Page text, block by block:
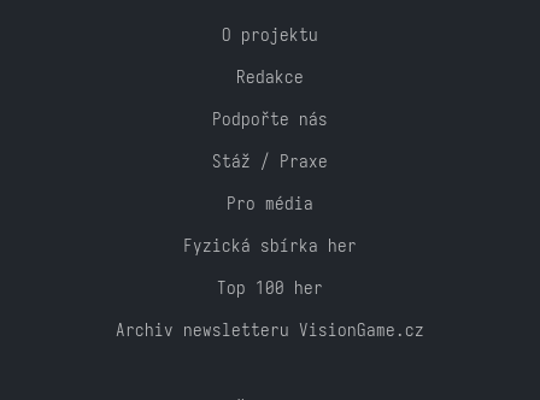
O projektu
Redakce
Podpořte nás
Stáž / Praxe
Pro média
Fyzická sbírka her
Top 100 her
Archiv newsletteru VisionGame.cz